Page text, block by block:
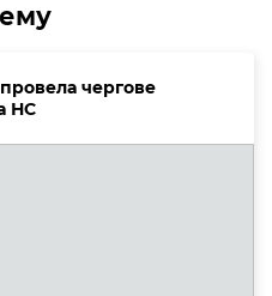
чергове
НС